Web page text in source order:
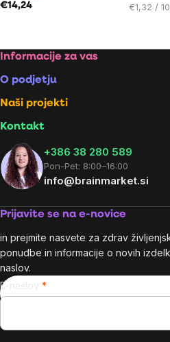
€14,24
Cena
€1,32 /
Footer
Informacije za vas
O podjetju
Naši projekti
Kontakt
+386 38 280 589
Pon-Pet: 8:00–16:00
info@brainmarket.si
Prijavite se na e-novice
in prejmite nasvete za zdrav
ponudbe in informacije o novih
naslov.
E-naslov